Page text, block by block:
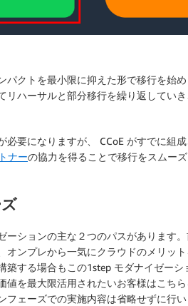
クトを最小限に抑えた形で移行を始め
ハーサルと部分移行を繰り返してい
要になりますが、 CCoE がすでに組
ナーの協力を得ることで移行をスムー
ションの主な２つのパスがあります
ンプレから一気にクラウドのメリッ
する場合もこの1step モダナイゼーシ
を最大限活用されたいお客様はこち
フェーズでの実施内容は省略せずに行